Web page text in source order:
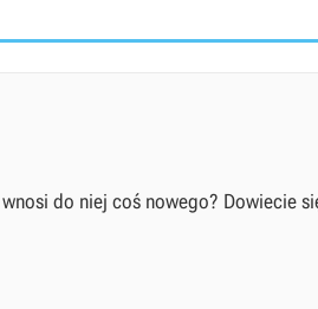
do niej coś nowego? Dowiecie